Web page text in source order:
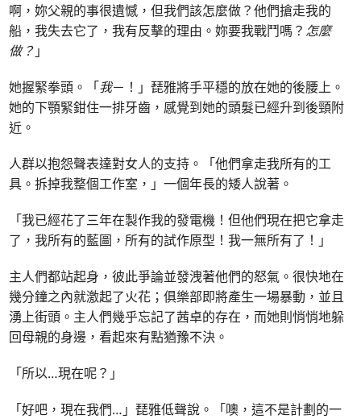
啊，妳父親的事很遺憾，但我們該怎麼做？他們搶走我的
船，我失去它了，我有反擊的理由。妳要我戰鬥嗎？ 怎麼
做？ 」
她握緊拳頭。「我－！」琵雅將手平穩的放在她的後腰上。
她的下顎緊鉗住一排牙齒，感覺到她的頭髮已經升到後頸附
近。
人群以抱怨聲表達對女人的支持。「他們拿走我所有的工
具。拆掉我整個工作室，」一個年長的矮人說著。
「我已經花了三年在製作我的發電機！但他們現在把它拿走
了，我所有的藍圖，所有的試作原型！我一無所有了！」
主人們都站起身，彼此爭論並發洩著他們的怒氣。很快地在
幾分鐘之內就激起了火花；俱樂部即將產生一場暴動，並且
湧上街頭。主人們幾乎忘記了茜卓的存在，而她則悄悄地躲
回母親的身邊，看起來有點猶豫不決。
「所以…現在呢？」
「好吧，現在我們…」琵雅低聲說。「噢，這不是計劃的一